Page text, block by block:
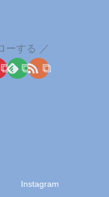
ーする
Instagram